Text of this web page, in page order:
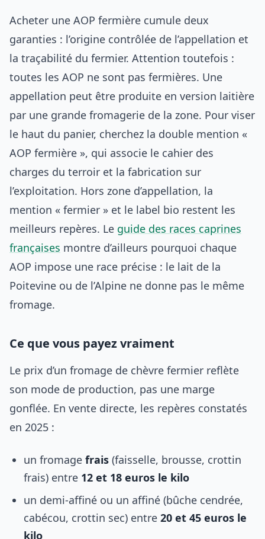
Acheter une AOP fermière cumule deux
garanties : l’origine contrôlée de l’appellation et
la traçabilité du fermier. Attention toutefois :
toutes les AOP ne sont pas fermières. Une
appellation peut être produite en version laitière
par une grande fromagerie de la zone. Pour viser
le haut du panier, cherchez la double mention «
AOP fermière », qui associe le cahier des
charges du terroir et la fabrication sur
l’exploitation. Hors zone d’appellation, la
mention « fermier » et le label bio restent les
meilleurs repères. Le guide des races caprines
françaises montre d’ailleurs pourquoi chaque
AOP impose une race précise : le lait de la
Poitevine ou de l’Alpine ne donne pas le même
fromage.
Ce que vous payez vraiment
Le prix d’un fromage de chèvre fermier reflète
son mode de production, pas une marge
gonflée. En vente directe, les repères constatés
en 2025 :
un fromage frais (faisselle, brousse, crottin
frais) entre 12 et 18 euros le kilo
un demi-affiné ou un affiné (bûche cendrée,
cabécou, crottin sec) entre 20 et 45 euros le
kilo